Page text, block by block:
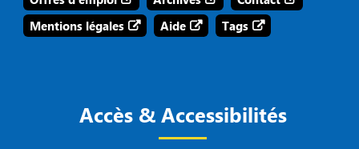
Mentions légales
Aide Tags
Accès & Accessibilités